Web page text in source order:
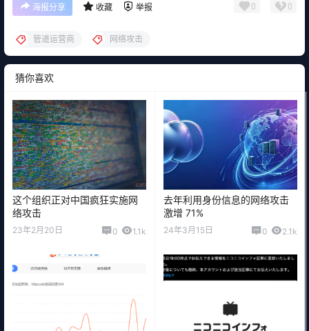
海报分享 收藏 举报 0 0
管道运营商 网络攻击
猜你喜欢
这个组织正对中国疯狂实施网
络攻击
23年2月20日 0 1.1k
去年利用身份信息的网络攻击
激增 71%
24年3月15日 0 2.1k